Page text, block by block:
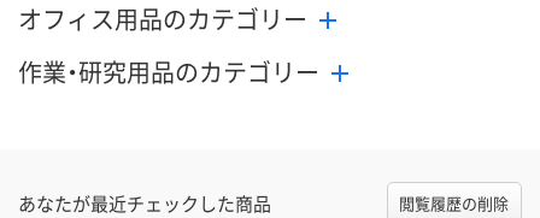
オフィス用品のカテゴリー
作業・研究用品のカテゴリー
あなたが最近チェックした商品 閲覧履歴の削除